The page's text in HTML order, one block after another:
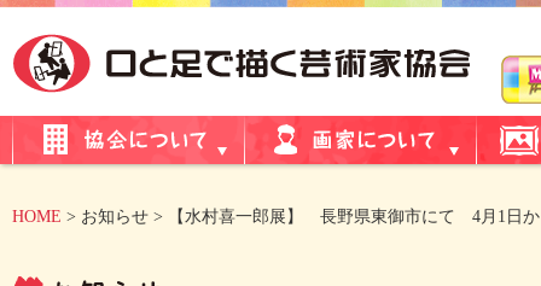
HOME > お知らせ > 【水村喜一郎展】 長野県東御市にて 4月1日か